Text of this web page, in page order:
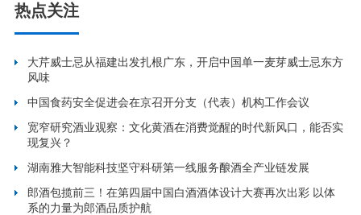
热点关注
大芹威士忌从福建出发扎根广东，开启中国单一麦芽威士忌东方
风味
中国食药安全促进会在京召开分支（代表）机构工作会议
宽窄研究酒业观察：文化黄酒在消费觉醒的时代新风口，能否实
现复兴？
湖南雅大智能科技坚守科研第一线服务酿酒全产业链发展
郎酒包揽前三！在第四届中国白酒酒体设计大赛再次出彩 以体
系的力量为郎酒品质护航